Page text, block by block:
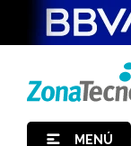
MENÚ